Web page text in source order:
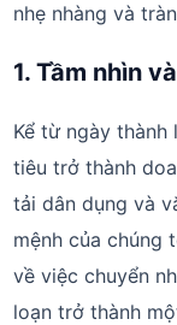
nhẹ nhàng và
1. Tầm nhìn
Kể từ ngày thành
tiêu trở thành
tải dân dụng và
mệnh của chúng
về việc chuyển
loạn trở thành